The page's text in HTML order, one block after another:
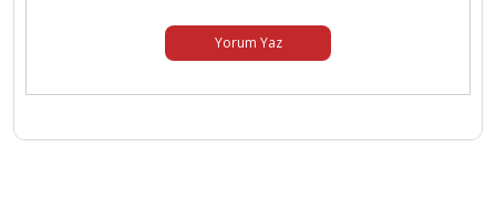
Yorum Yaz